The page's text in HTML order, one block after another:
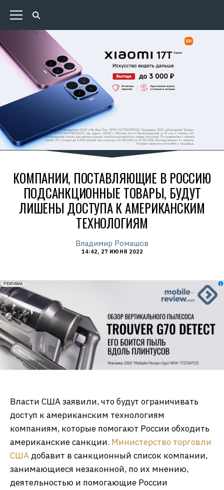
КОМПАНИИ, ПОСТАВЛЯЮЩИЕ В РОССИЮ
ПОДСАНКЦИОННЫЕ ТОВАРЫ, БУДУТ
ЛИШЕНЫ ДОСТУПА К АМЕРИКАНСКИМ
ТЕХНОЛОГИЯМ
Владимир Ромашов
14:42, 27 ИЮНЯ 2022
erid: 2VfnxxmNzs5
РЕКЛАМА
Власти США заявили, что будут ограничивать
доступ к американским технологиям
компаниям, которые помогают России обходить
американские санкции. Министерство торговли
СШАдобавит в санкционный список компании,
занимающиеся незаконной, по их мнению,
деятельностью и помогающие России